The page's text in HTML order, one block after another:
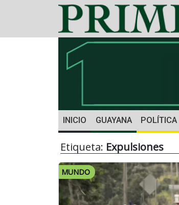
INICIO GUAYANA POLÍTICA
Etiqueta: Expulsiones
MUNDO